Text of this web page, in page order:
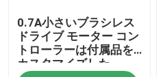
0.7A小さいブラシレス
ドライブ モーター コン
トローラーは付属品を
カスタマイズした